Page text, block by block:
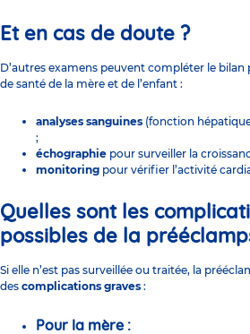
Et en cas de doute ?
D’autres examens peuvent compléter le bilan
de santé de la mère et de l’enfant :
analyses sanguines (fonction
;
échographie pour surveiller la
monitoring pour vérifier l’activité
Quelles sont les
possibles de la
Si elle n’est pas surveillée ou traitée, la
des complications graves :
Pour la mère :